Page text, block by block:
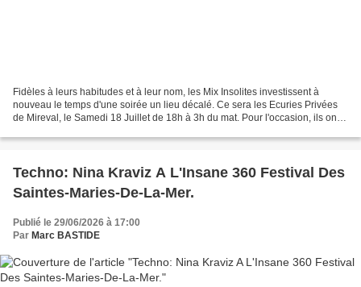
Fidèles à leurs habitudes et à leur nom, les Mix Insolites investissent à
nouveau le temps d'une soirée un lieu décalé. Ce sera les Ecuries Privées
de Mireval, le Samedi 18 Juillet de 18h à 3h du mat. Pour l'occasion, ils ont
Techno: Nina Kraviz A L'Insane 360 Festival Des
Saintes-Maries-De-La-Mer.
Publié le 29/06/2026 à 17:00
Par Marc BASTIDE